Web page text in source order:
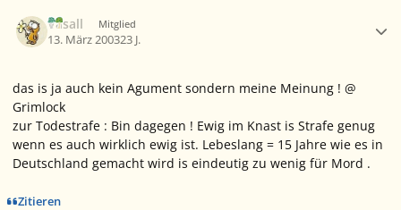
Vasall Mitglied
13. März 200323 J.
das is ja auch kein Agument sondern meine Meinung ! @
Grimlock
zur Todestrafe : Bin dagegen ! Ewig im Knast is Strafe genug
wenn es auch wirklich ewig ist. Lebeslang = 15 Jahre wie es in
Deutschland gemacht wird is eindeutig zu wenig für Mord .
Zitieren